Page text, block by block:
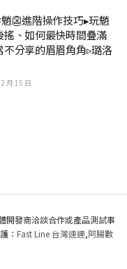
👺進階操作技巧▸玩魈
、如何最快時間疊滿
分享的眉眉角角▹璐洛
月 15 日
開發商洽談合作或產品測試事
： Fast Line 台灣速連,阿腸數